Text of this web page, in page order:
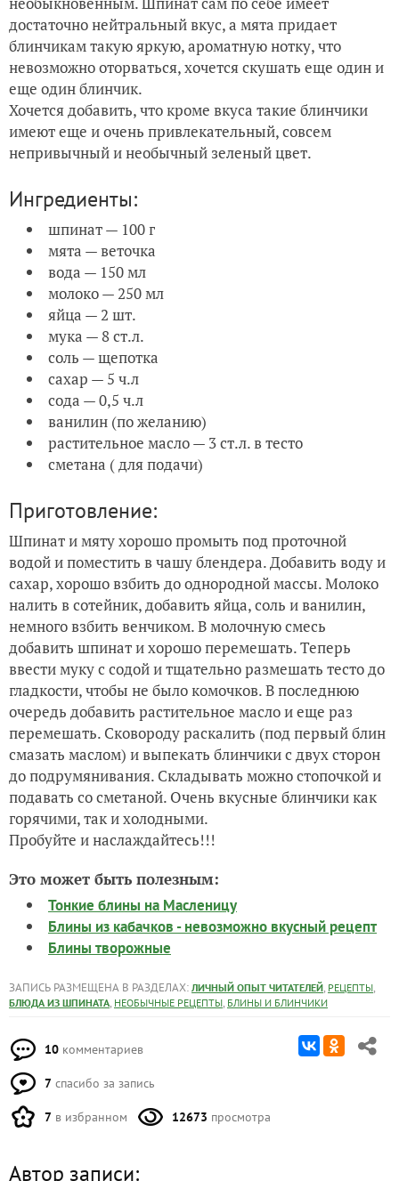
достаточно нейтральный вкус, а мята придает
блинчикам такую яркую, ароматную нотку, что
невозможно оторваться, хочется скушать еще один и
еще один блинчик.
Хочется добавить, что кроме вкуса такие блинчики
имеют еще и очень привлекательный, совсем
непривычный и необычный зеленый цвет.
Ингредиенты:
шпинат — 100 г
мята — веточка
вода — 150 мл
молоко — 250 мл
яйца — 2 шт.
мука — 8 ст.л.
соль — щепотка
сахар — 5 ч.л
сода — 0,5 ч.л
ванилин (по желанию)
растительное масло — 3 ст.л. в тесто
сметана ( для подачи)
Приготовление:
Шпинат и мяту хорошо промыть под проточной
водой и поместить в чашу блендера. Добавить воду и
сахар, хорошо взбить до однородной массы. Молоко
налить в сотейник, добавить яйца, соль и ванилин,
немного взбить венчиком. В молочную смесь
добавить шпинат и хорошо перемешать. Теперь
ввести муку с содой и тщательно размешать тесто до
гладкости, чтобы не было комочков. В последнюю
очередь добавить растительное масло и еще раз
перемешать. Сковороду раскалить (под первый блин
смазать маслом) и выпекать блинчики с двух сторон
до подрумянивания. Складывать можно стопочкой и
подавать со сметаной. Очень вкусные блинчики как
горячими, так и холодными.
Пробуйте и наслаждайтесь!!!
Это может быть полезным:
Тонкие блины на Масленицу
Блины из кабачков - невозможно вкусный рецепт
Блины творожные
ЗАПИСЬ РАЗМЕЩЕНА В РАЗДЕЛАХ: ЛИЧНЫЙ ОПЫТ ЧИТАТЕЛЕЙ, РЕЦЕПТЫ,
БЛЮДА ИЗ ШПИНАТА, НЕОБЫЧНЫЕ РЕЦЕПТЫ, БЛИНЫ И БЛИНЧИКИ
10 комментариев
7 спасибо за запись
7 в избранном 12673 просмотра
Автор записи: